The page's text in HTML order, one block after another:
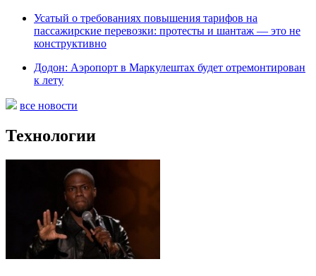
Усатый о требованиях повышения тарифов на
пассажирские перевозки: протесты и шантаж — это не
конструктивно
Додон: Аэропорт в Маркулештах будет отремонтирован
к лету
все новости
Технологии